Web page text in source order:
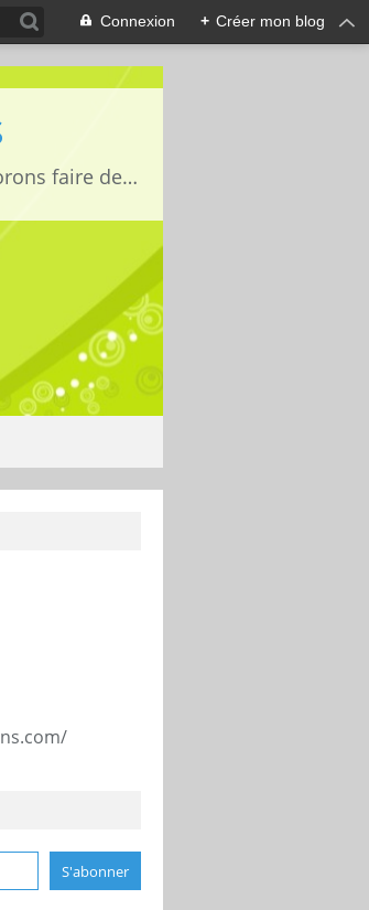
Connexion + Créer mon blog
Je suis maman de deux adorables enfants Lucas 15 ans, Jules 11ans et Louise 22mois, nous adorons faire des activités manuelles, des expériences et de la cuisine que nous vous partageons avec grand plaisir ;)